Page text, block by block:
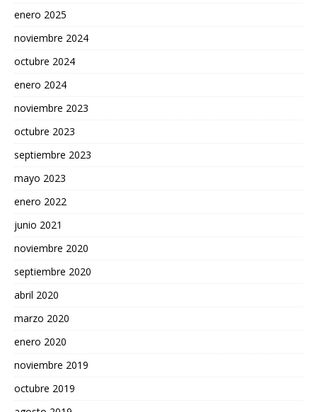
enero 2025
noviembre 2024
octubre 2024
enero 2024
noviembre 2023
octubre 2023
septiembre 2023
mayo 2023
enero 2022
junio 2021
noviembre 2020
septiembre 2020
abril 2020
marzo 2020
enero 2020
noviembre 2019
octubre 2019